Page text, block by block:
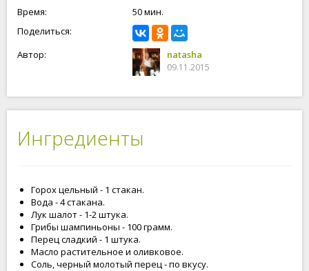
Время:
50 мин.
Поделиться:
Автор:
natasha
09.11.2015
Ингредиенты
Горох цельный - 1 стакан.
Вода - 4 стакана.
Лук шалот - 1-2 штука.
Грибы шампиньоны - 100 грамм.
Перец сладкий - 1 штука.
Масло растительное и оливковое.
Соль, черный молотый перец - по вкусу.